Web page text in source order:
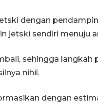
dengan
jetski sendiri menuju
sehingga langkah
nihil.
dengan